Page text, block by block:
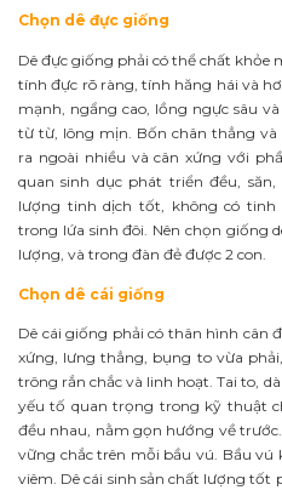
Chọn dê đực giống
Dê đực giống phải có thể chất khỏe
tính đực rõ ràng, tính hăng hái và
mạnh, ngẩng cao, lồng ngực sâu
từ từ, lông mịn. Bốn chân thẳng
ra ngoài nhiều và cân xứng với
quan sinh dục phát triển đều,
lượng tinh dịch tốt, không có tinh
trong lứa sinh đôi. Nên chọn giống
lượng, và trong đàn đẻ được 2 con.
Chọn dê cái giống
Dê cái giống phải có thân hình cân
xứng, lưng thẳng, bụng to vừa
trông rắn chắc và linh hoạt. Tai to,
yếu tố quan trọng trong kỹ thuật
đều nhau, nằm gọn hướng về
vững chắc trên mỗi bầu vú. Bầu
viêm. Dê cái sinh sản chất lượng